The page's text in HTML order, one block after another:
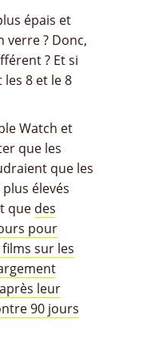
épais et
verre ? Donc,
? Et si
les 8 et le 8
Watch et
que les
que les
élevés
que des
pour
sur les
leur
90 jours